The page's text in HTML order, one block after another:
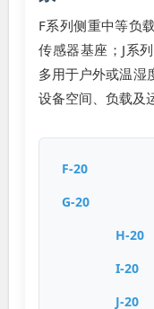
F系列侧重中等负
传感器基座；J系
多用于户外或温湿
设备空间、负载及
F-20
G-20
H-20
I-20
J-20